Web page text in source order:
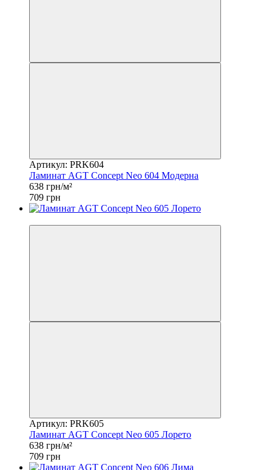
Артикул: PRK604
Ламинат AGT Concept Neo 604 Модерна
638 грн/м²
709 грн
Артикул: PRK605
Ламинат AGT Concept Neo 605 Лорето
638 грн/м²
709 грн